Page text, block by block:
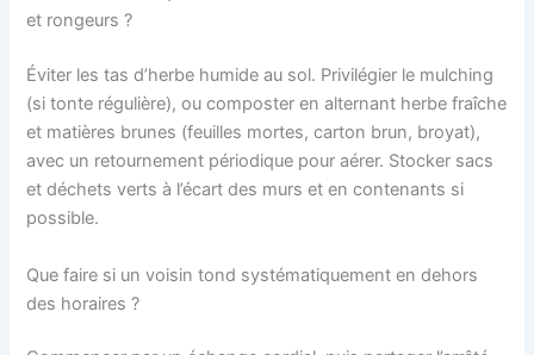
et rongeurs ?
Éviter les tas d’herbe humide au sol. Privilégier le mulching
(si tonte régulière), ou composter en alternant herbe fraîche
et matières brunes (feuilles mortes, carton brun, broyat),
avec un retournement périodique pour aérer. Stocker sacs
et déchets verts à l’écart des murs et en contenants si
possible.
Que faire si un voisin tond systématiquement en dehors
des horaires ?